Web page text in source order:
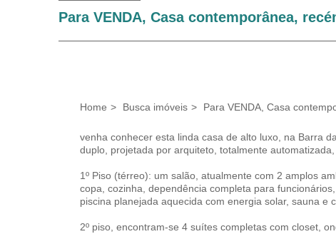
Para VENDA, Casa contemporânea,
Home Busca imóveis Para VENDA, Casa
venha conhecer esta linda casa de alto luxo, na Barra
duplo, projetada por arquiteto, totalmente
1º Piso (térreo): um salão, atualmente com 2 amplos
copa, cozinha, dependência completa para
piscina planejada aquecida com energia solar, sauna e
2º piso, encontram-se 4 suítes completas com closet,